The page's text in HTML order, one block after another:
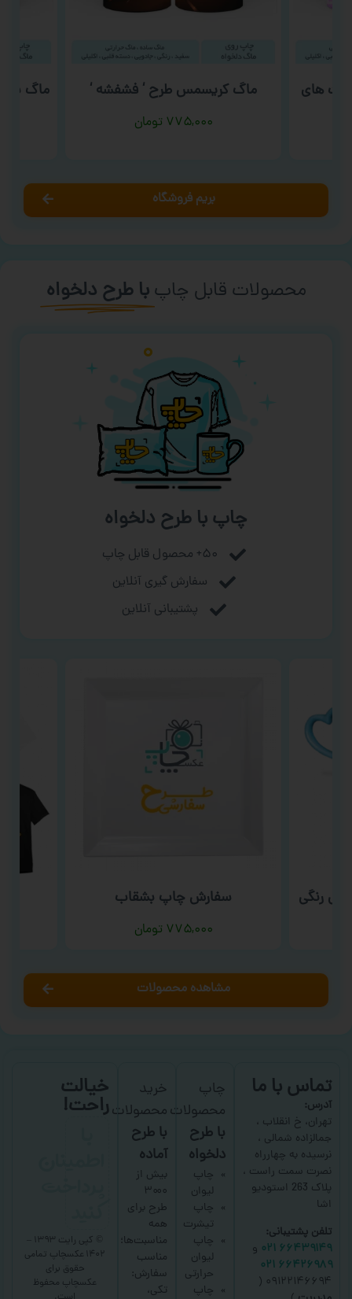
نت های ماگ کریسمس طرح ‘ فشفشه ‘
۷۷۵,۰۰۰ تومان
ماگ شب
بریم فروشگاه
محصولات قابل چاپ با طرح دلخواه
چاپ با طرح دلخواه
۵۰+ محصول قابل چاپ
سفارش گیری آنلاین
پشتیبانی آنلاین
رنگی سفارش چاپ بشقاب
۷۷۵,۰۰۰ تومان
مشاهده محصولات
تماس با ما
آدرس:
تهران، خ انقلاب ،
جمالزاده شمالی ،
نرسیده به چهارراه
نصرت سمت راست ،
پلاک 263 استودیو
اشا
تلفن پشتیبانی:
۶۶۴۳۹۱۴۹ ۰۲۱
و
۶۶۴۲۶۹۸۹ ۰۲۱
۰۹۱۲۲۱۴۶۶۹۴ (
چاپ
محصولات
با طرح
دلخواه
چاپ
لیوان
چاپ
تیشرت
چاپ
لیوان
حرارتی
چاپ
خرید
محصولات
با طرح
آماده
بیش از
۳۰۰۰
طرح برای
همه
مناسبت‌ها؛
مناسب
سفارش:
تکی،
خیالت
راحت!
۱۴۰۲ عکسچاپ
تمامی
حقوق برای
عکسچاپ محفوظ